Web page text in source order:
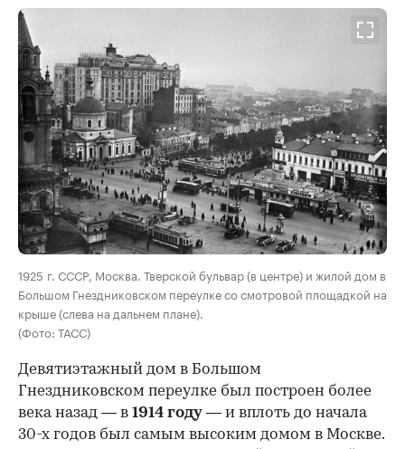
00:00 / 00:00
1925 г. СССР, Москва. Тверской бульвар (в центре) и жилой дом в
Большом Гнездниковском переулке со смотровой площадкой на
крыше (слева на дальнем плане).
(Фото: ТАСС)
Девятиэтажный дом в Большом
Гнездниковском переулке был построен более
века назад — в 1914 году — и вплоть до начала
30-х годов был самым высоким домом в Москве.